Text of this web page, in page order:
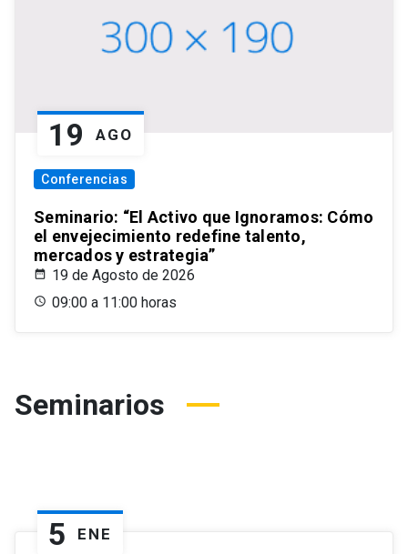
19 AGO
Conferencias
Seminario: “El Activo que Ignoramos: Cómo
el envejecimiento redefine talento,
mercados y estrategia”
19 de Agosto de 2026
09:00 a 11:00 horas
Seminarios
5 ENE